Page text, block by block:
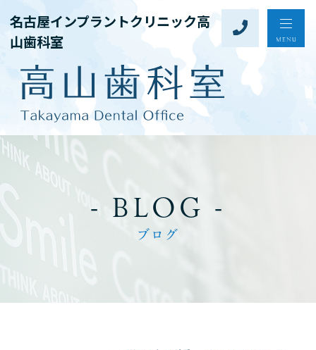
名古屋インプラントクリニック高
山歯科室
- BLOG -
ブログ